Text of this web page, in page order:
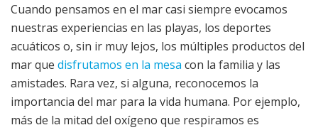
Cuando pensamos en el mar casi siempre evocamos
nuestras experiencias en las playas, los deportes
acuáticos o, sin ir muy lejos, los múltiples productos del
mar que disfrutamos en la mesa con la familia y las
amistades. Rara vez, si alguna, reconocemos la
importancia del mar para la vida humana. Por ejemplo,
más de la mitad del oxígeno que respiramos es